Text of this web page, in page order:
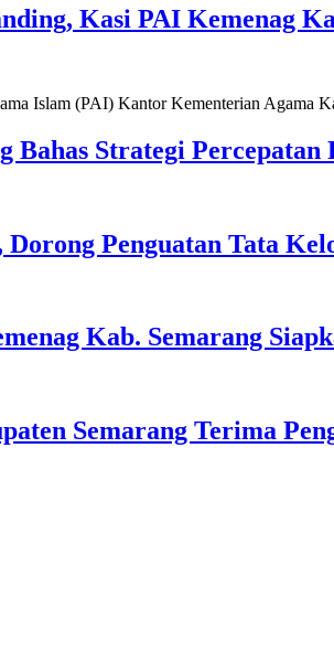
Kasi PAI Kemenag
Islam (PAI) Kantor Kementerian Agama
Bahas Strategi
Penguatan Tata
Kab. Semarang
Semarang Terima